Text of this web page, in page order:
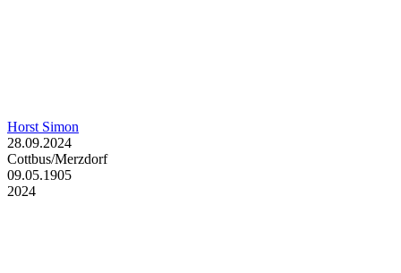
Horst Simon
28.09.2024
Cottbus/Merzdorf
09.05.1905
2024